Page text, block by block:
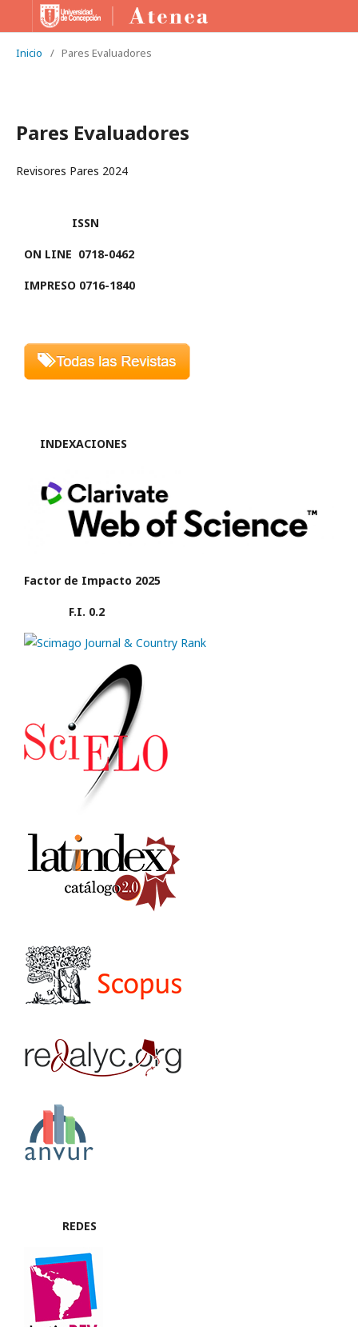
Inicio / Pares Evaluadores
Pares Evaluadores
Revisores Pares 2024
ISSN
ON LINE 0718-0462
IMPRESO 0716-1840
INDEXACIONES
Factor de Impacto 2025
F.I. 0.2
REDES